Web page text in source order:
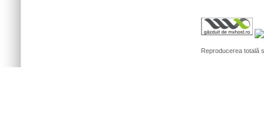
Reproducerea totală